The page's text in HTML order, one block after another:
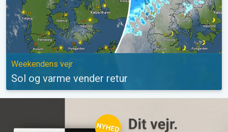
Weekendens vejr
Sol og varme vender retur